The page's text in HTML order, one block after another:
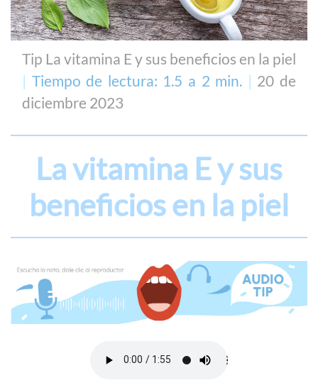
Tip La vitamina E y sus beneficios en la piel
| Tiempo de lectura: 1.5 a 2 min. | 20 de
diciembre 2023
La vitamina E y sus
beneficios en la piel